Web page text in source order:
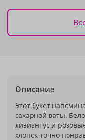
Описание
Этот букет
сахарной ваты.
лизиантус и
хлопок точно